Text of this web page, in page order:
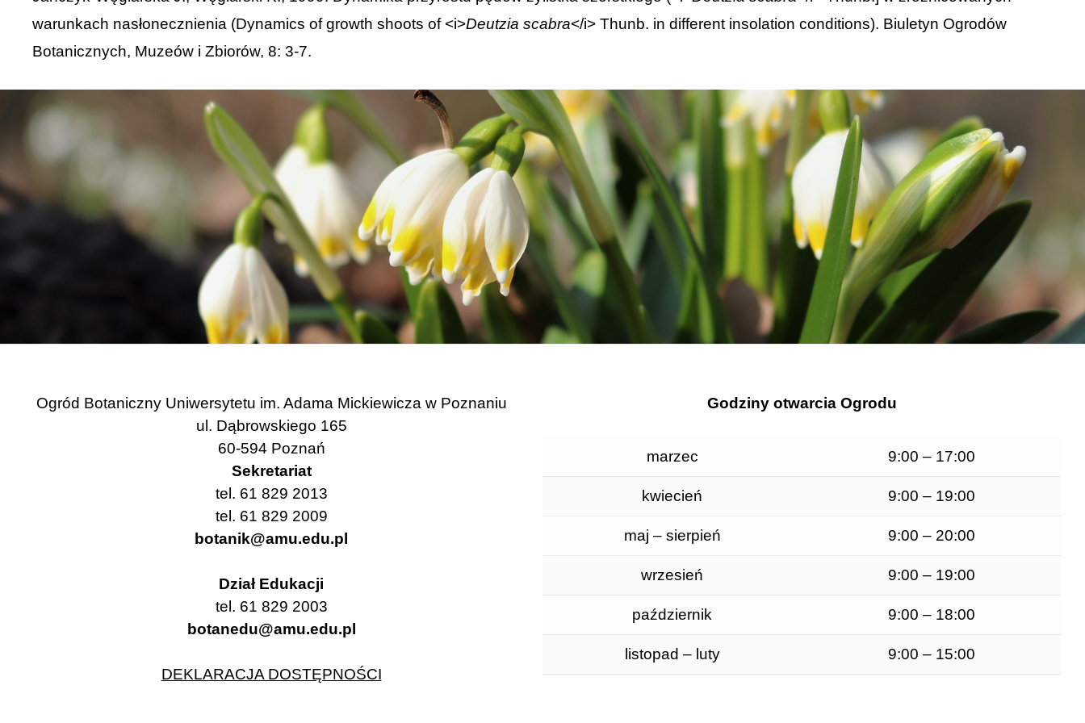
warunkach nasłonecznienia (Dynamics of growth shoots of <i>Deutzia scabra</i> Thunb. in different insolation conditions). Biuletyn Ogrodów
Botanicznych, Muzeów i Zbiorów, 8: 3-7.
Ogród Botaniczny Uniwersytetu im. Adama Mickiewicza w Poznaniu
ul. Dąbrowskiego 165
60-594 Poznań
Sekretariat
tel. 61 829 2013
tel. 61 829 2009
botanik@amu.edu.pl
Dział Edukacji
tel. 61 829 2003
botanedu@amu.edu.pl
DEKLARACJA DOSTĘPNOŚCI
Godziny otwarcia Ogrodu
marzec 9:00 – 17:00
kwiecień 9:00 – 19:00
maj – sierpień 9:00 – 20:00
wrzesień 9:00 – 19:00
październik 9:00 – 18:00
listopad – luty 9:00 – 15:00